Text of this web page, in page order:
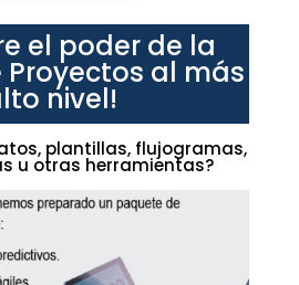
el poder de la
Proyectos al más
nivel!
plantillas, flujogramas,
u otras herramientas?